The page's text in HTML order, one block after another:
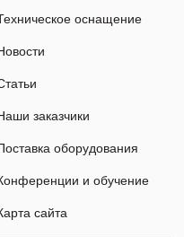
оснащение
заказчики
оборудования
и обучение
сайта